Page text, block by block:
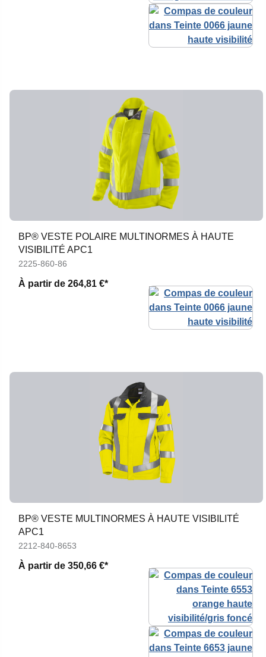
BP® VESTE POLAIRE MULTINORMES À HAUTE
VISIBILITÉ APC1
2225-860-86
À partir de 264,81 €*
BP® VESTE MULTINORMES À HAUTE VISIBILITÉ
APC1
2212-840-8653
À partir de 350,66 €*